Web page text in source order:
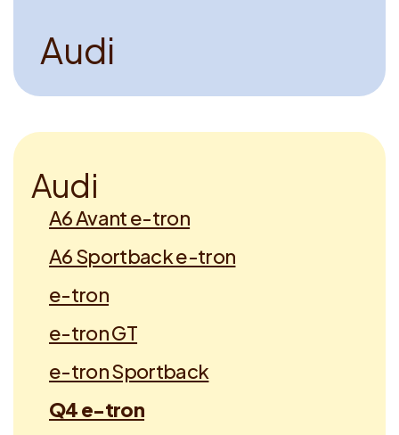
Audi
Audi
A6 Avant e-tron
A6 Sportback e-tron
e-tron
e-tron GT
e-tron Sportback
Q4 e-tron